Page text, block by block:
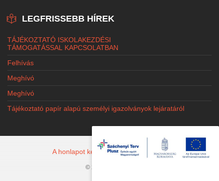
LEGFRISSEBB HÍREK
TÁJÉKOZTATÓ ISKOLAKEZDÉSI
TÁMOGATÁSSAL KAPCSOLATBAN
Felhívás
Meghívó
Meghívó
Tájékoztató papír alapú személyi igazolványok lejáratáról
A honlapot készítette: Jacobi Marketing
© 2026 Halmaj.hu